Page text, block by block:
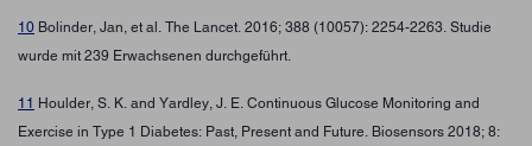
10 Bolinder, Jan, et al. The Lancet. 2016; 388 (10057): 2254-2263. Studie
wurde mit 239 Erwachsenen durchgeführt.
11 Houlder, S. K. and Yardley, J. E. Continuous Glucose Monitoring and
Exercise in Type 1 Diabetes: Past, Present and Future. Biosensors 2018; 8: